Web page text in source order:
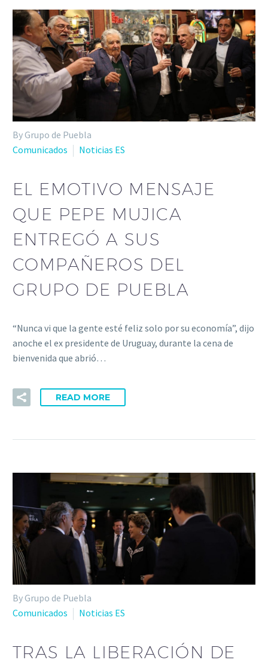
By Grupo de Puebla
Comunicados
Noticias ES
EL EMOTIVO MENSAJE
QUE PEPE MUJICA
ENTREGÓ A SUS
COMPAÑEROS DEL
GRUPO DE PUEBLA
“Nunca vi que la gente esté feliz solo por su economía”, dijo
anoche el ex presidente de Uruguay, durante la cena de
bienvenida que abrió…
READ MORE
By Grupo de Puebla
Comunicados
Noticias ES
TRAS LA LIBERACIÓN DE